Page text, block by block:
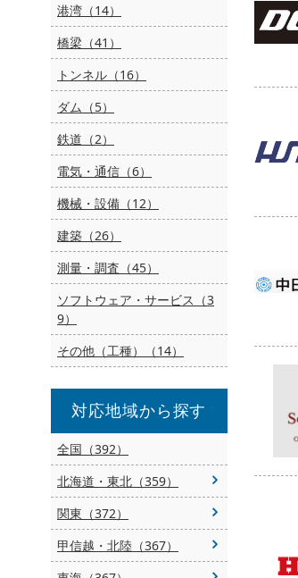
港湾（14）
橋梁（41）
トンネル（16）
ダム（5）
鉄道（2）
電気・通信（6）
機械・設備（12）
建築（26）
測量・調査（45）
ソフトウェア・サービス（3
9）
その他（工種）（14）
対応地域から探す
全国（392）
北海道・東北（359）
関東（372）
甲信越・北陸（367）